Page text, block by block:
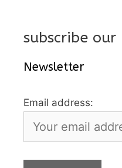
subscribe our
Newsletter
Email address: